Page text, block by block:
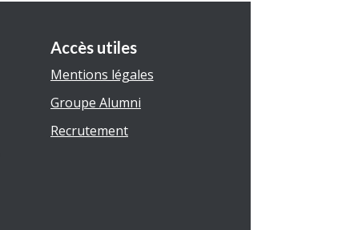
Accès utiles
Mentions légales
Groupe Alumni
Recrutement